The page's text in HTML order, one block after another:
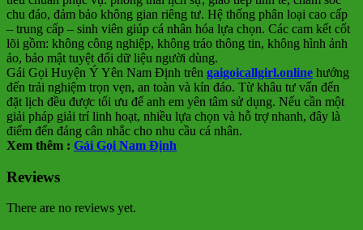
chu đáo, đảm bảo không gian riêng tư. Hệ thống phân loại cao cấp
– trung cấp – sinh viên giúp cá nhân hóa lựa chọn. Các cam kết cốt
lõi gồm: không công nghiệp, không tráo thông tin, không hình ảnh
ảo, bảo mật tuyệt đối dữ liệu người dùng.
Gái Gọi Huyện Ý Yên Nam Định trên gaigoicallgirl.online hướng
đến trải nghiệm trọn vẹn, an toàn và kín đáo. Từ khâu tư vấn đến
đặt lịch đều được tối ưu để anh em yên tâm sử dụng. Nếu cần một
giải pháp giải trí linh hoạt, nhiều lựa chọn và hỗ trợ nhanh, đây là
điểm đến đáng cân nhắc cho nhu cầu cá nhân.
Xem thêm : Gái Gọi Nam Định
Reviews
There are no reviews yet.